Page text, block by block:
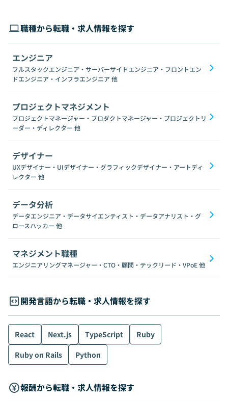
職種から転職・求人情報を探す
エンジニア
フルスタックエンジニア・サーバーサイドエンジニア・フロントエン
ドエンジニア・インフラエンジニア 他
プロジェクトマネジメント
プロジェクトマネージャー・プロダクトマネージャー・プロジェクトリ
ーダー・ディレクター 他
デザイナー
UXデザイナー・UIデザイナー・グラフィックデザイナー・アートディ
レクター 他
データ分析
データエンジニア・データサイエンティスト・データアナリスト・グ
ロースハッカー 他
マネジメント職種
エンジニアリングマネージャー・CTO・顧問・テックリード・VPoE他
開発言語から転職・求人情報を探す
React Next.js TypeScript
Ruby
Ruby on Rails
Python
報酬から転職・求人情報を探す